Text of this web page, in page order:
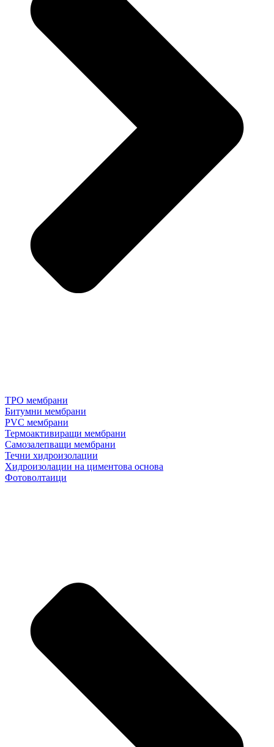
TPO мембрани
Битумни мембрани
PVC мембрани
Термоактивиращи мембрани
Самозалепващи мембрани
Течни хидроизолации
Хидроизолации на циментова основа
Фотоволтаици